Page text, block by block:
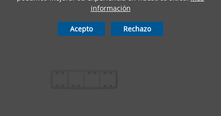
información
Acepto Rechazo